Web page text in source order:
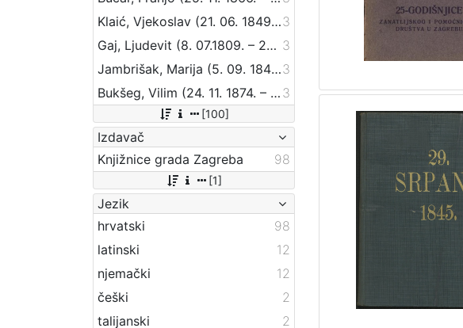
Klaić, Vjekoslav (21. 06. 1849. – 01. 07. 1928.)3
Gaj, Ljudevit (8. 07.1809. – 20. 04.1872.) 3
Jambrišak, Marija (5. 09. 1847 – 23. 01. 1937)3
Bukšeg, Vilim (24. 11. 1874. – 1. 03. 1924.) 3
[100]
Izdavač
Knjižnice grada Zagreba
98
[1]
Jezik
hrvatski
98
latinski
12
njemački
12
češki
2
talijanski
2